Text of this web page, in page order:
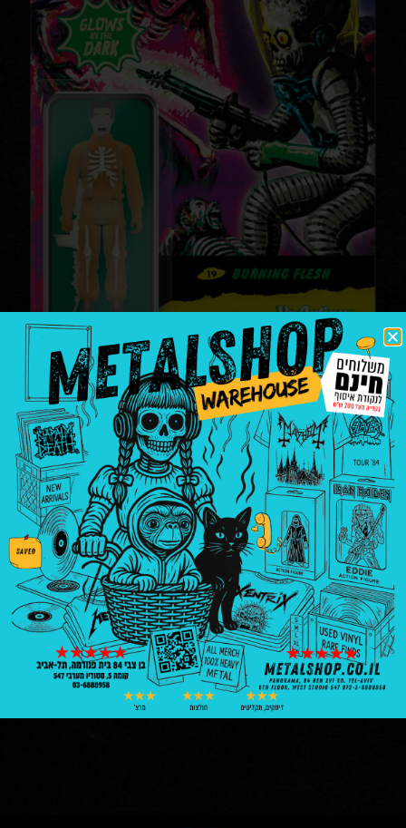
mars attacks burning flesh
glows in the dark
Reaction Figures
|חולצות ומרצ'נדייס
mars attacks|reaction
₪99.00
1 במלאי
הוספה לסל